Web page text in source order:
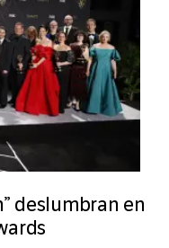
deslumbran en